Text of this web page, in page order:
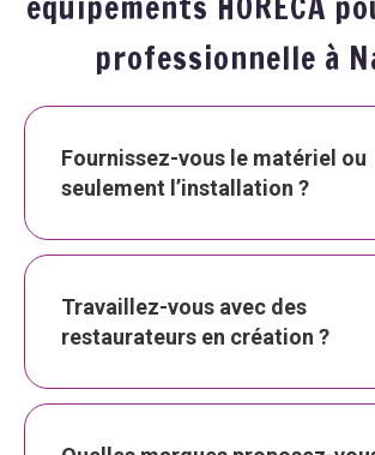
professionnelle à
Fournissez-vous le matériel ou
seulement l’installation ?
Travaillez-vous avec des
restaurateurs en création ?